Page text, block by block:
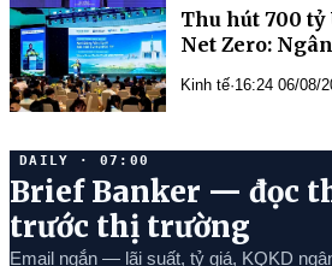
Thu hút 700 tỷ
Net Zero:
Kinh tế·16:24 06/08/
DAILY · 07:00
Brief Banker — đọc
trước thị trường
Email ngắn — lãi suất, tỷ giá, KQKD